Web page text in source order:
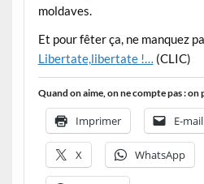
moldaves.
Et pour fêter ça, ne manquez
Libertate,libertate !… (CLIC)
Quand on aime, on ne compte pas : on
Imprimer E-mail
X WhatsApp